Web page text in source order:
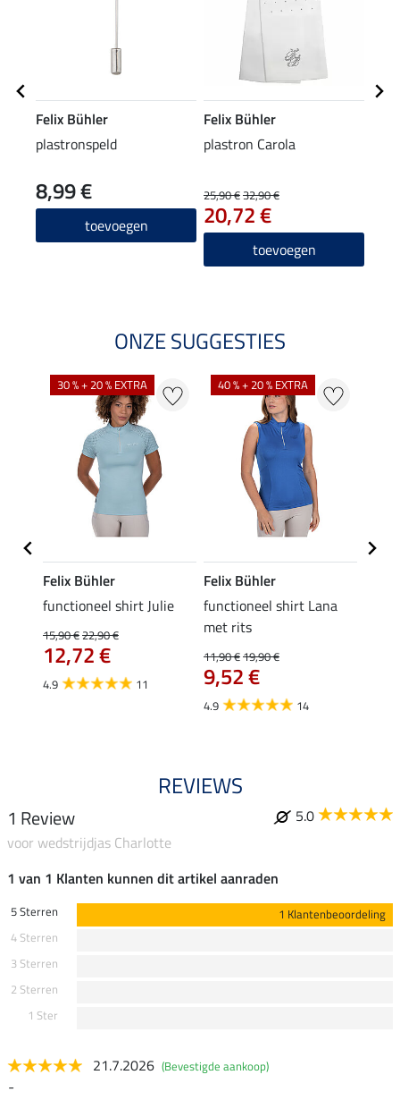
Felix Bühler
plastronspeld
8,99 €
toevoegen
Felix Bühler
plastron Carola
25,90 €32,90 €
20,72 €
toevoegen
ONZE SUGGESTIES
30 % + 20 % EXTRA
Felix Bühler
functioneel shirt Julie
15,90 €22,90 €
12,72 €
4.9 11
40 % + 20 % EXTRA
Felix Bühler
functioneel shirt Lana
met rits
11,90 €19,90 €
9,52 €
4.9 14
REVIEWS
1 Review
5.0
voor wedstrijdjas Charlotte
1 van 1 Klanten kunnen dit artikel aanraden
5 Sterren
1 Klantenbeoordeling
4 Sterren
3 Sterren
2 Sterren
1 Ster
21.7.2026 (Bevestigde aankoop)
-